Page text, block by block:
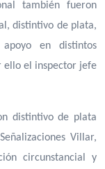
también fueron
distintivo de plata,
en distintos
ello el inspector jefe
distintivo de plata
Villar,
circunstancial y